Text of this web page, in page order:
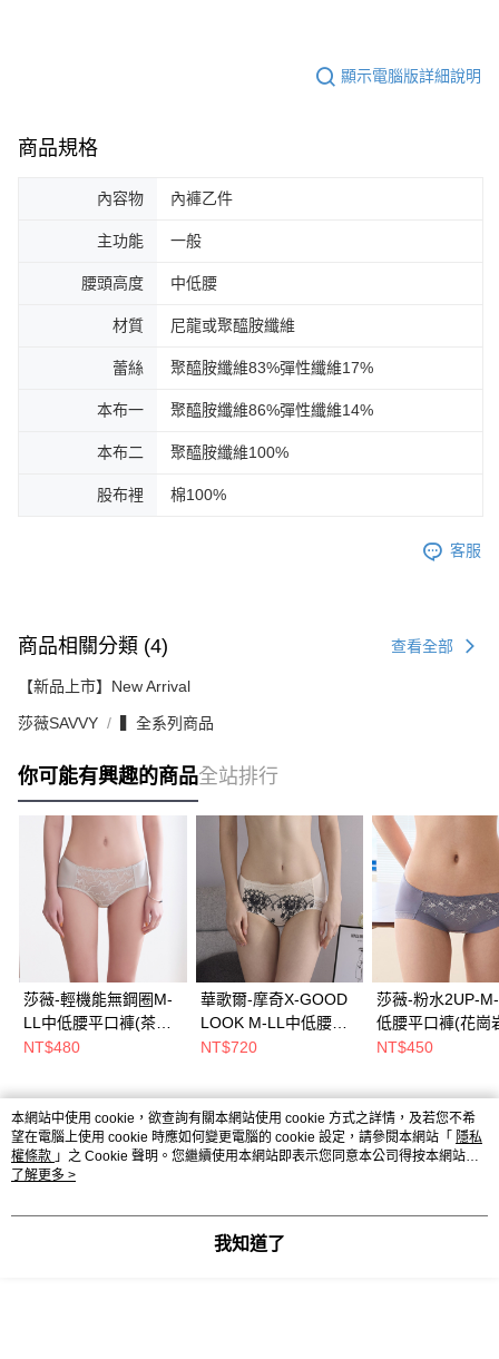
顯示電腦版詳細說明
商品規格
內容物 內褲乙件
主功能 一般
腰頭高度 中低腰
材質 尼龍或聚醯胺纖維
蕾絲 聚醯胺纖維83%彈性纖維17%
本布一 聚醯胺纖維86%彈性纖維14%
本布二 聚醯胺纖維100%
股布裡 棉100%
客服
商品相關分類 (4) 查看全部
【新品上市】New Arrival
莎薇SAVVY ▍全系列商品
你可能有興趣的商品全站排行
莎薇-輕機能無鋼圈M-
LL中低腰平口褲(茶灰
色) AS2685FG
NT$480
華歌爾-摩奇X-GOOD
LOOK M-LL中低腰平
口褲(光影膚) 搭配內
NT$720
莎薇-粉水2UP-
低腰平口褲(花崗
紫) AS2697VW
NT$450
熱門標籤
本網站中使用 cookie，欲查詢有關本網站使用 cookie 方式之詳情，及若您不希
望在電腦上使用 cookie 時應如何變更電腦的 cookie 設定，請參閱本網站「 隱私
權條款 」之 Cookie 聲明。您繼續使用本網站即表示您同意本公司得按本網站使
用條款之 Cookie 聲明使用 cookie。
了解更多 >
我知道了